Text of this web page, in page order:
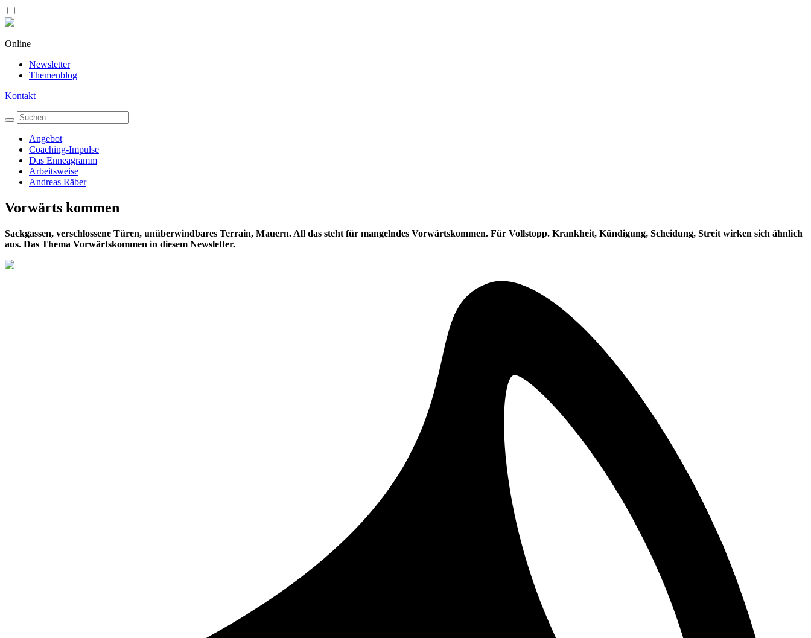
Online
Newsletter
Themenblog
Kontakt
Angebot
Coaching-Impulse
Das Enneagramm
Arbeitsweise
Andreas Räber
Vorwärts kommen
Sackgassen, verschlossene Türen, unüberwindbares Terrain, Mauern. All das steht für mangelndes Vorwärtskommen. Für Vollstopp. Krankheit, Kündigung, Scheidung, Streit wirken sich ähnlich
aus. Das Thema Vorwärtskommen in diesem Newsletter.